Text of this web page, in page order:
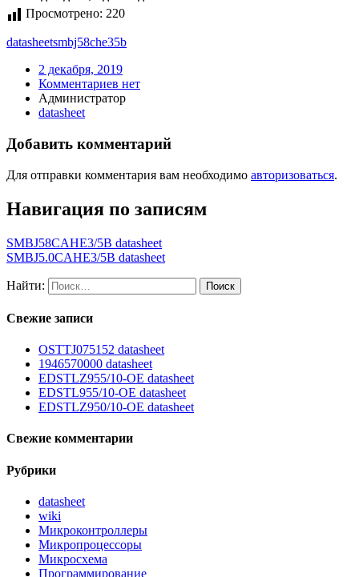
Просмотрено: 220
datasheetsmbj58che35b
2 декабря, 2019
Комментариев нет
Администратор
datasheet
Добавить комментарий
Для отправки комментария вам необходимо авторизоваться.
Навигация по записям
SMBJ58CAHE3/5B datasheet
SMBJ5.0CAHE3/5B datasheet
Найти:
Свежие записи
OSTTJ075152 datasheet
1946570000 datasheet
EDSTLZ955/10-OE datasheet
EDSTL955/10-OE datasheet
EDSTLZ950/10-OE datasheet
Свежие комментарии
Рубрики
datasheet
wiki
Микроконтроллеры
Микропроцессоры
Микросхема
Программирование